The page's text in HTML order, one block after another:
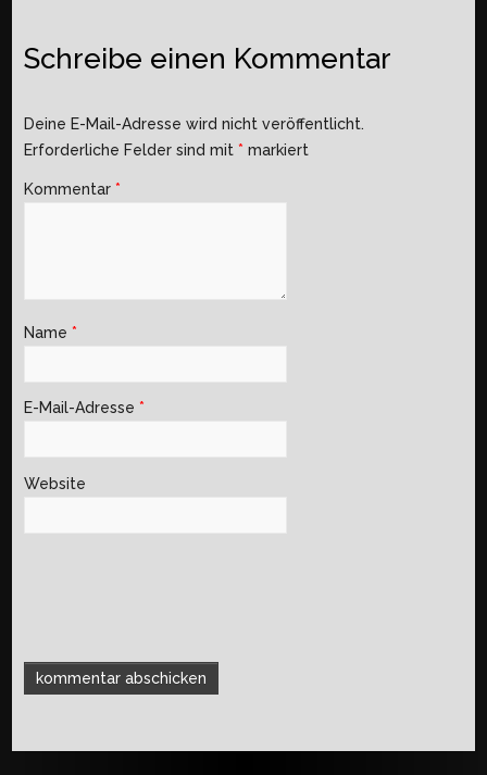
Schreibe einen Kommentar
Deine E-Mail-Adresse wird nicht veröffentlicht.
Erforderliche Felder sind mit * markiert
Kommentar *
Name *
E-Mail-Adresse *
Website